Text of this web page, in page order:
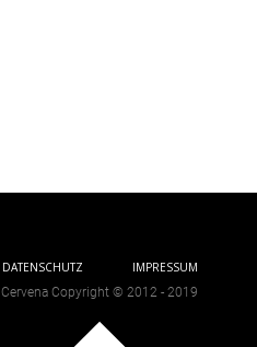
DATENSCHUTZ
IMPRESSUM
Cervena Copyright © 2012 - 2019